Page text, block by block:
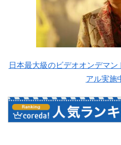
日本最大級のビデオオンデマ
アル実施